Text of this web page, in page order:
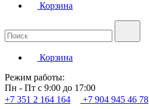
Корзина
Корзина
Режим работы:
Пн - Пт с 9:00 до 17:00
+7 351 2 164 164
+7 904 945 46 78